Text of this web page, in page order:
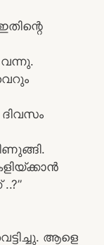
വന്നു.
ആളെ